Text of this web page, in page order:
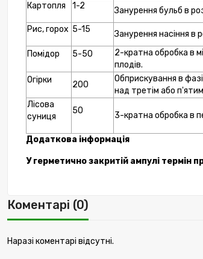
Картопля
1-2
Занурення бульб в
Рис, горох 5-15
Занурення насіння в
Помідор
5-50
2-кратна обробка в
плодів.
Огірки
200
Обприскування в
над третім або
Лісова
суниця
50 3-кратна обробка в
Додаткова інформація
У герметично закритій ампулі термін
Коментарі (0)
Наразі коментарі відсутні.